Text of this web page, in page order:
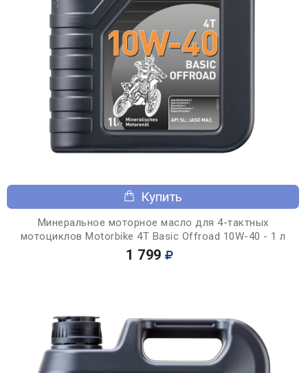
Купить
Минеральное моторное масло для 4-тактных
мотоциклов Motorbike 4T Basic Offroad 10W-40 - 1 л
1 799